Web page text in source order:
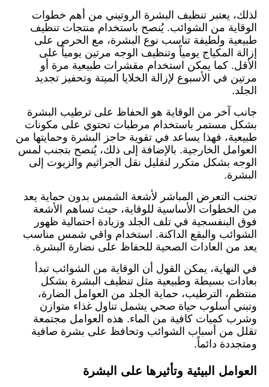
لذلك، يعتبر تنظيف البشرة الروتيني من أهم خطوات
الوقاية من الشوائب. يُنصح باستخدام منتجات تنظيف
طبيعية ولطيفة تناسب نوع البشرة، مع الحرص على
إزالة المكياج يومياً وتنظيف الوجه مرتين يومياً على
الأقل. كما يمكن استخدام مقشرات طبيعية مرة أو
مرتين في الأسبوع لإزالة الخلايا الميتة وتحفيز تجديد
الجلد.
جانب آخر من الوقاية هو الحفاظ على ترطيب البشرة
بشكل مستمر باستخدام مرطبات تحتوي على مكونات
طبيعية، فهذا يساعد في تقوية حاجز البشرة وحمايتها من
العوامل الخارجية. بالإضافة إلى ذلك، يُنصح بتجنب لمس
الوجه بشكل متكرر لتقليل نقل الجراثيم والزيوت إلى
البشرة.
تجنب التعرض المباشر لأشعة الشمس بدون حماية يعد
من الخطوات الأساسية للوقاية، حيث تساهم الأشعة
فوق البنفسجية في تلف الجلد وزيادة احتمالية ظهور
الشوائب والبقع الداكنة. استخدام واقي شمس مناسب
يعد من العادات الصحية للحفاظ على نضارة البشرة.
في النهاية، يمكن القول أن الوقاية من الشوائب تبدأ
بعادات بسيطة وطبيعية مثل تنظيف البشرة بشكل
منتظم، الترطيب، حماية الجلد من العوامل الضارة،
وتبني أسلوب حياة صحي يشمل تناول غذاء متوازن
وشرب كميات كافية من الماء. هذه العوامل مجتمعة
تقلل من أسباب الشوائب وتحافظ على بشرة صافية
ومتجددة دائماً.
العوامل البيئية وتأثيرها على البشرة